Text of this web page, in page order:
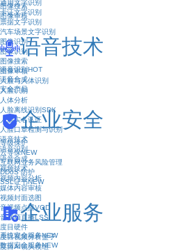
图像搜索
图像审核
语音技术
语音识别HOT
语音合成
安全产品
企业安全
等级保护
云等保NEW
互联网业务风险管理
DDoS 防护
SSL证书NEW
企业服务
系统安全服务NEW
数据安全服务NEW
通用文字识别
卡证文字识别
票据文字识别
汽车场景文字识别
图像识别
图像识别
图像搜索
图像审核
人脸与人体识别
人脸识别
人体分析
人脸离线识别SDK
人脸实名认证
人脸口罩检测与识别
语音技术
语音识别
语音合成
视频技术
视频内容分析
媒体内容审核
视频封面选图
音视频点播VOD
音视频直播LSS
度目硬件
度目视频分析盒子
度目AI镜头模组